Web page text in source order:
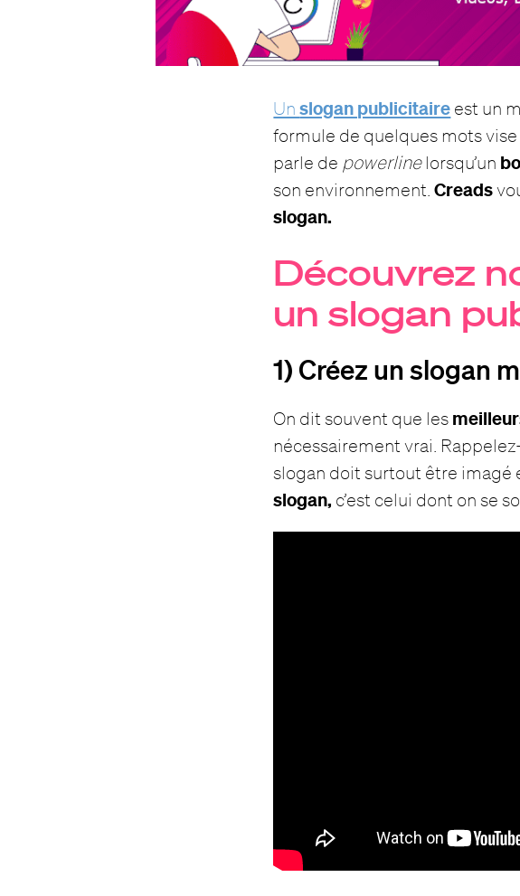
Unslogan publicitaire est un
formule de quelques mots
parle de powerlinelorsqu’un
son environnement.Creads
slogan.
Découvrez
un slogan
1) Créez un slogan
On dit souvent que les
nécessairement vrai.
slogan doit surtout être imagé
slogan, c’est celui dont on se